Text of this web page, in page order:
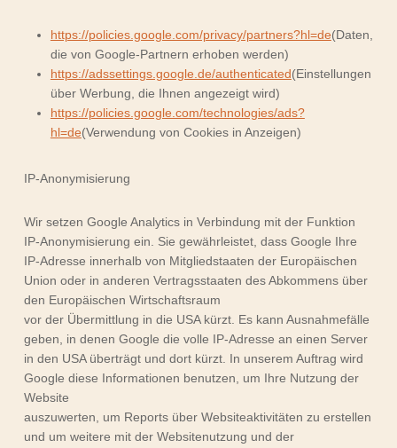
https://policies.google.com/privacy/partners?hl=de(Daten,
die von Google-Partnern erhoben werden)
https://adssettings.google.de/authenticated(Einstellungen
über Werbung, die Ihnen angezeigt wird)
https://policies.google.com/technologies/ads?
hl=de(Verwendung von Cookies in Anzeigen)
IP-Anonymisierung
Wir setzen Google Analytics in Verbindung mit der Funktion
IP-Anonymisierung ein. Sie gewährleistet, dass Google Ihre
IP-Adresse innerhalb von Mitgliedstaaten der Europäischen
Union oder in anderen Vertragsstaaten des Abkommens über
den Europäischen Wirtschaftsraum
vor der Übermittlung in die USA kürzt. Es kann Ausnahmefälle
geben, in denen Google die volle IP-Adresse an einen Server
in den USA überträgt und dort kürzt. In unserem Auftrag wird
Google diese Informationen benutzen, um Ihre Nutzung der
Website
auszuwerten, um Reports über Websiteaktivitäten zu erstellen
und um weitere mit der Websitenutzung und der